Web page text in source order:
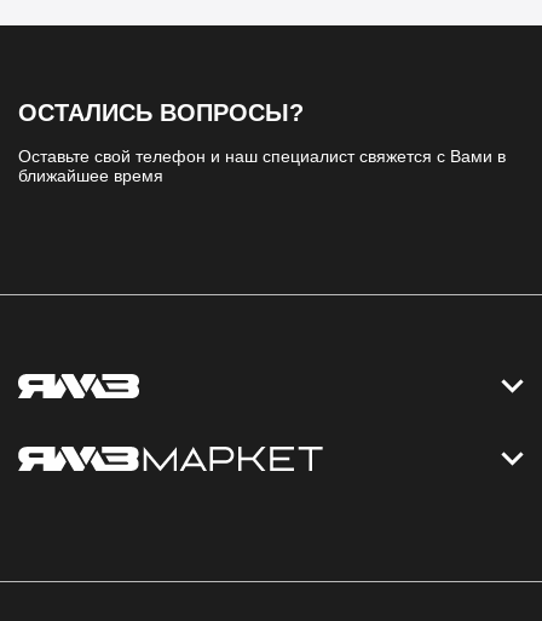
ОСТАЛИСЬ ВОПРОСЫ?
Оставьте свой телефон и наш специалист свяжется с Вами в
ближайшее время
Контакты